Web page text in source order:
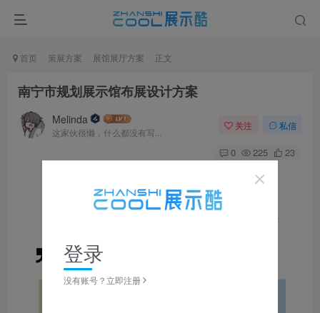
首页 策展方案 展馆展厅方案 正文
南宁市规划展示馆布展设计方案
Melinda
这家伙很懒，什么都没有写...
关注 私信
0 225 23
放大，左右滑动浏览，更多资料在下载区获取
登录
没有账号？立即注册